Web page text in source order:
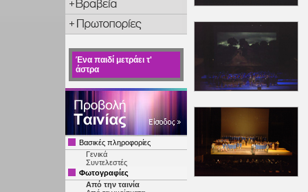
Ένα παιδί μετράει τ'
άστρα
Βασικές πληροφορίες
Γενικά
Συντελεστές
Φωτογραφίες
Από την ταινία